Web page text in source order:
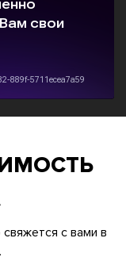
с вами в